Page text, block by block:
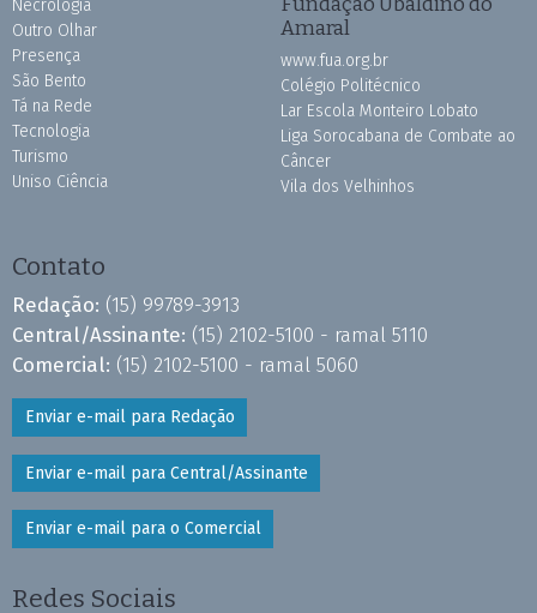
Necrologia
Outro Olhar
Presença
São Bento
Tá na Rede
Tecnologia
Turismo
Uniso Ciência
Amaral
www.fua.org.br
Colégio Politécnico
Lar Escola Monteiro Lobato
Liga Sorocabana de Combate ao
Câncer
Vila dos Velhinhos
Contato
Redação: (15) 99789-3913
Central/Assinante: (15) 2102-5100 - ramal 5110
Comercial: (15) 2102-5100 - ramal 5060
Enviar e-mail para Redação
Enviar e-mail para Central/Assinante
Enviar e-mail para o Comercial
Redes Sociais